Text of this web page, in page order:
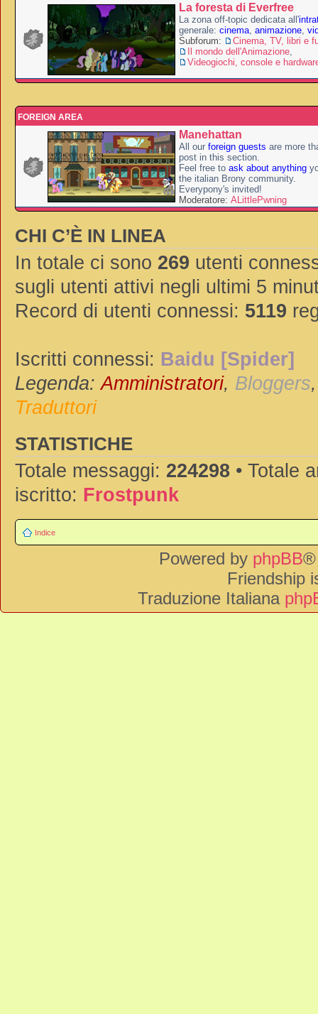
La foresta di Everfree
La zona off-topic dedicata all'
generale: cinema, animazione,
Subforum:
Cinema, TV, libri e
Il mondo dell'Animazione,
Videogiochi, console e
FOREIGN AREA
Manehattan
All our foreign guests are more
post in this section.
Feel free to ask about anything
the italian Brony community.
Everypony's invited!
Moderatore: ALittlePwning
CHI C’È IN LINEA
In totale ci sono 269 utenti
sugli utenti attivi negli ultimi 5
Record di utenti connessi: 5119
Iscritti connessi: Baidu [Spider]
Legenda:Amministratori, Bloggers
Traduttori
STATISTICHE
Totale messaggi: 224298 • Totale
iscritto: Frostpunk
Indice
Powered by phpBB®
Friendship
Traduzione Italiana